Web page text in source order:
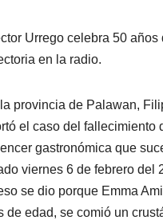
Urrego celebra 50 años
en la radio.
provincia de Palawan,
el caso del fallecimiento
gastronómica que
viernes 6 de febrero del
se dio porque Emma
de edad, se comió un